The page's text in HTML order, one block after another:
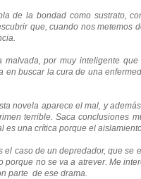
de la bondad como sustrato,
que, cuando nos metemos
malvada, por muy inteligente
en buscar la cura de una
novela aparece el mal, y
terrible. Saca conclusiones
es una crítica porque el
el caso de un depredador, que se
porque no se va a atrever. Me
parte de ese drama.